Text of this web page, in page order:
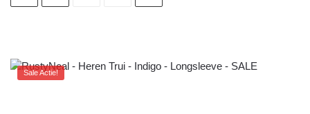
Sale Actie!